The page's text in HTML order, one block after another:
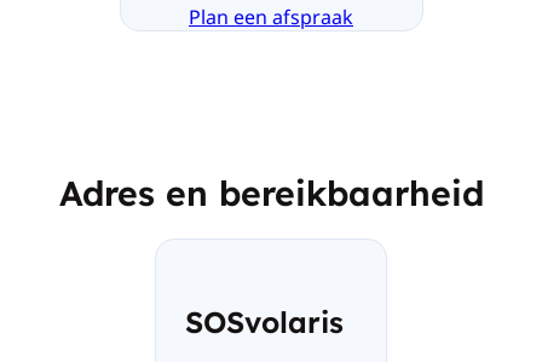
Plan een afspraak
Adres en bereikbaarheid
SOSvolaris